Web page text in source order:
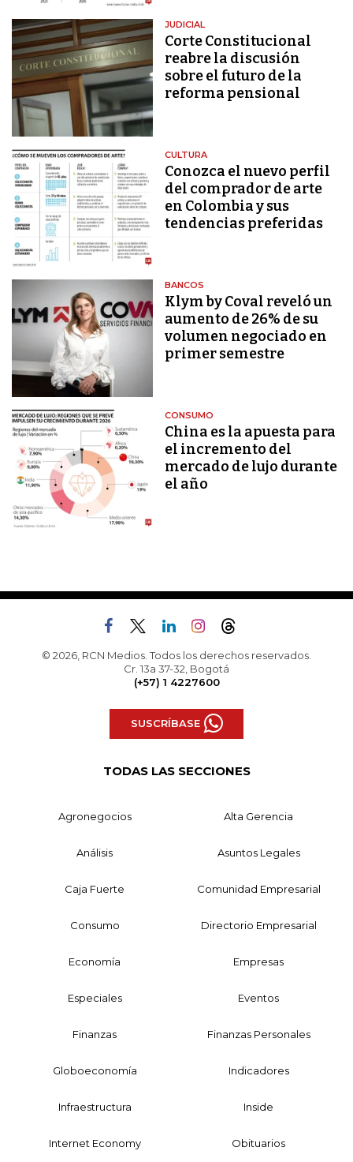
JUDICIAL
Corte Constitucional
reabre la discusión
sobre el futuro de la
reforma pensional
CULTURA
Conozca el nuevo perfil
del comprador de arte
en Colombia y sus
tendencias preferidas
BANCOS
Klym by Coval reveló un
aumento de 26% de su
volumen negociado en
primer semestre
CONSUMO
China es la apuesta para
el incremento del
mercado de lujo durante
el año
© 2026, RCN Medios. Todos los derechos reservados.
Cr. 13a 37-32, Bogotá
(+57) 1 4227600
SUSCRÍBASE
TODAS LAS SECCIONES
Agronegocios Alta Gerencia
Análisis Asuntos Legales
Caja Fuerte Comunidad Empresarial
Consumo Directorio Empresarial
Economía Empresas
Especiales Eventos
Finanzas Finanzas Personales
Globoeconomía Indicadores
Infraestructura Inside
Internet Economy Obituarios